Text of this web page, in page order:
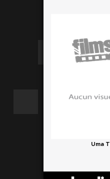
Uma